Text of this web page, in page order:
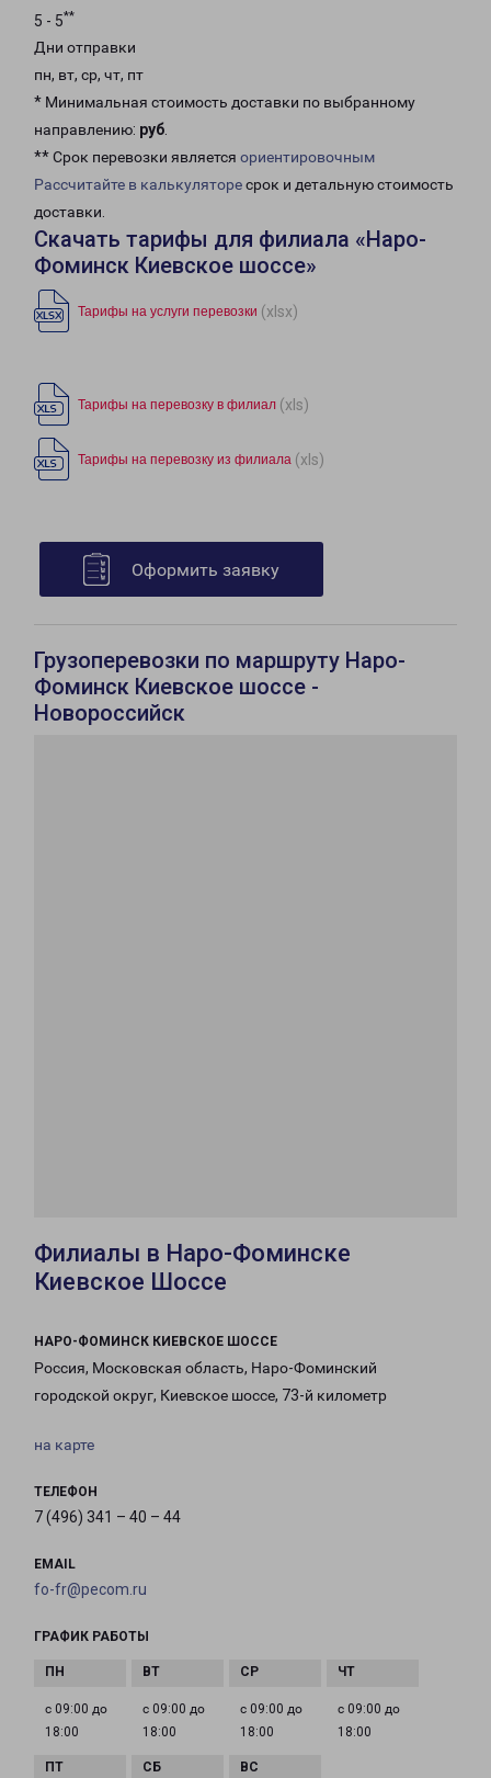
5 - 5**
Дни отправки
пн, вт, ср, чт, пт
* Минимальная стоимость доставки по выбранному
направлению: руб.
** Срок перевозки является ориентировочным
Рассчитайте в калькуляторесрок и детальную стоимость
доставки.
Скачать тарифы для филиала «Наро-
Фоминск Киевское шоссе»
Тарифы на услуги перевозки (xlsx)
Тарифы на перевозку в филиал (xls)
Тарифы на перевозку из филиала (xls)
Оформить заявку
Грузоперевозки по маршруту Наро-
Фоминск Киевское шоссе -
Новороссийск
Филиалы в Наро-Фоминске
Киевское Шоссе
НАРО-ФОМИНСК КИЕВСКОЕ ШОССЕ
Россия, Московская область, Наро-Фоминский
городской округ, Киевское шоссе, 73-й километр
на карте
ТЕЛЕФОН
7 (496) 341 – 40 – 44
EMAIL
fo-fr@pecom.ru
ГРАФИК РАБОТЫ
с 09:00 до
18:00
с 09:00 до
18:00
с 09:00 до
18:00
с 09:00 до
18:00